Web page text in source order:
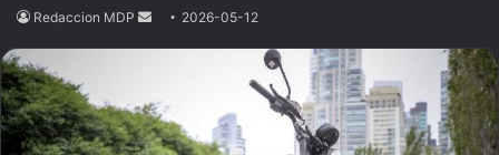
Redaccion MDP
Send2026-05-12